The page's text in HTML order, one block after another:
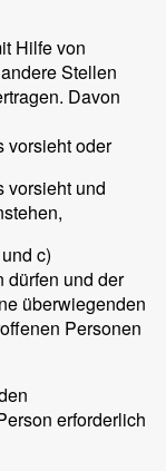
Hilfe von
Stellen
Davon
vorsieht oder
vorsieht und
c)
dürfen und der
überwiegenden
Personen
erforderlich